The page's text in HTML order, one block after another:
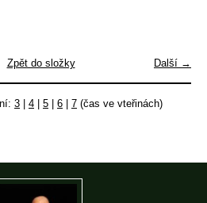
Další →
Zpět do složky
3 4 5 6 7 (čas ve vteřinách)